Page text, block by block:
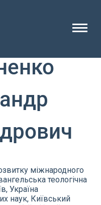
міжнародного
теологічна
Україна
наук, Київський